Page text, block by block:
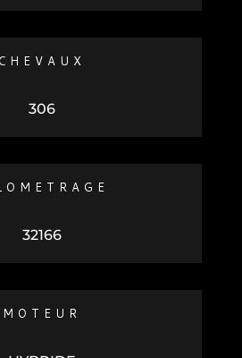
CHEVAUX
306
32166
MOTEUR